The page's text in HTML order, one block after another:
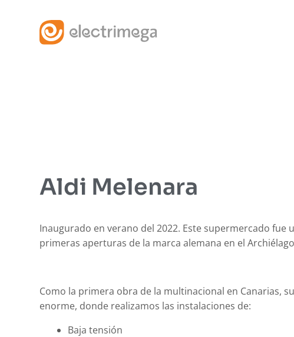
contenido
Aldi Melenara
Inaugurado en verano del 2022. Este supermercado fue
primeras aperturas de la marca alemana en el
Como la primera obra de la multinacional en Canarias,
enorme, donde realizamos las instalaciones de:
Baja tensión